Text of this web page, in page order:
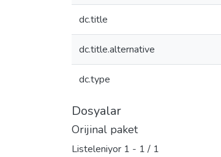
dc.title
dc.title.alternative
dc.type
Dosyalar
Orijinal paket
Listeleniyor 1 - 1 / 1